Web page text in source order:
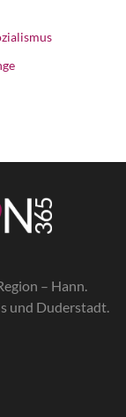
– Hann.
und Duderstadt.